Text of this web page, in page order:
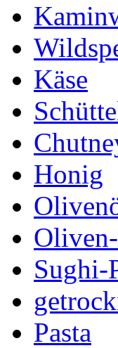
Käse
Honig
Sughi-
Pasta